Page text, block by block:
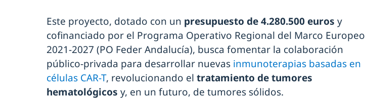
Este proyecto, dotado con un presupuesto de 4.280.500 euros y
cofinanciado por el Programa Operativo Regional del Marco Europeo
2021-2027 (PO Feder Andalucía), busca fomentar la colaboración
público-privada para desarrollar nuevas inmunoterapias basadas en
células CAR-T, revolucionando el tratamiento de tumores
hematológicos y, en un futuro, de tumores sólidos.